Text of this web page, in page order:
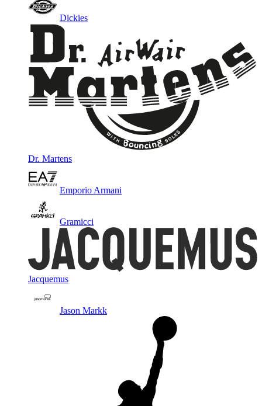
Dickies
Dr. Martens
Emporio Armani
Gramicci
Jacquemus
Jason Markk